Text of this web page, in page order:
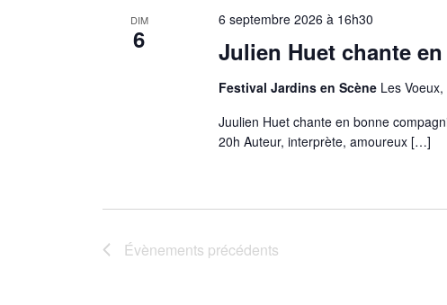
DIM
6 Julien Huet chante
6 septembre 2026 à 16h30
Festival Jardins en Scène Les
Juulien Huet chante en bonne
20h Auteur, interprète, amoureux […]
Évènements précédents